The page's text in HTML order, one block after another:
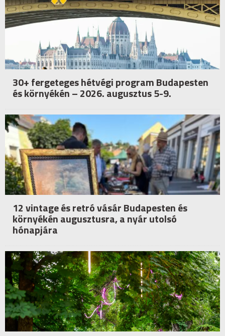
30+ fergeteges hétvégi program Budapesten
és környékén – 2026. augusztus 5-9.
12 vintage és retró vásár Budapesten és
környékén augusztusra, a nyár utolsó
hónapjára